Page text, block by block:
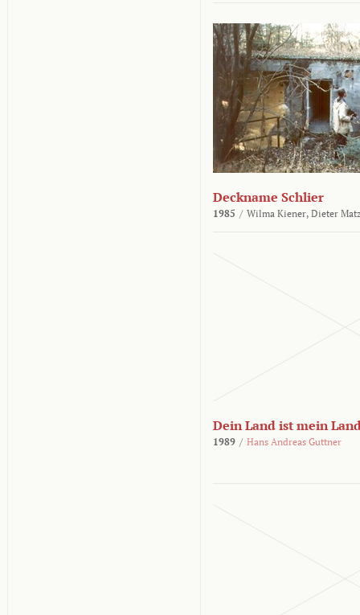
Deckname Schlier
1985 / Wilma Kiener, Dieter
Dein Land ist mein
1989 / Hans Andreas Guttner